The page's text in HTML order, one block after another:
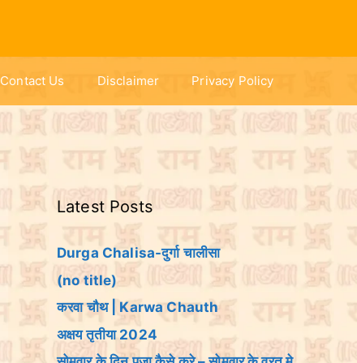
Contact Us Disclaimer Privacy Policy
Latest Posts
Durga Chalisa-दुर्गा चालीसा
(no title)
करवा चौथ | Karwa Chauth
अक्षय तृतीया 2024